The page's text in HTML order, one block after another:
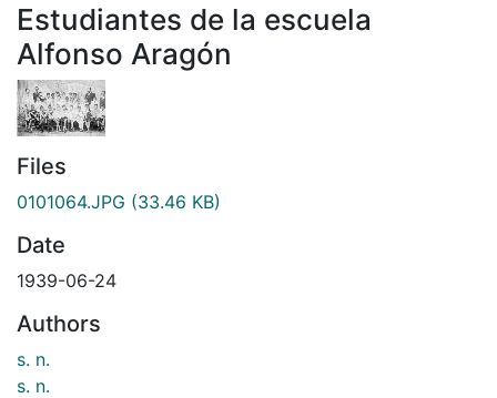
Estudiantes de la escuela
Alfonso Aragón
Files
0101064.JPG (33.46 KB)
Date
1939-06-24
Authors
s. n.
s. n.